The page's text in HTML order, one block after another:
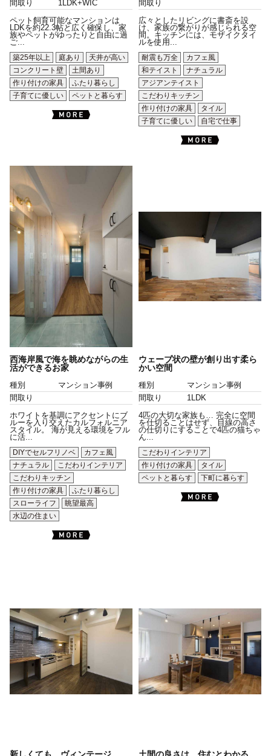
間取り
1LDK+WIC
ペット飼育可能なマンションは
LDKを約22.3帖と広く確保し、家
族やペットがゆったりと自由に過
ご...
築25年以上
庭あり
天井が高い
コンクリート壁
土間あり
作り付けの家具
ふたり暮らし
子育てに優しい
ペットと暮らす
間取り
広々としたリビングに書斎を設
け、家族の繋がりが感じられる空
間。キッチンには、モザイクタイ
ルを使用...
耐震も万全
カフェ風
和テイスト
ナチュラル
アジアンテイスト
こだわりキッチン
作り付けの家具
タイル
子育てに優しい
自宅で仕事
西海岸風で海を眺めながらの生
活ができるお家
種別
マンション事例
間取り
ホワイトを基調にアクセントにブ
ルーを入り交えたカルフォルニア
スタイル。 海が見える環境をフル
に活...
DIYでセルフリノベ
カフェ風
ナチュラル
こだわりインテリア
こだわりキッチン
作り付けの家具
ふたり暮らし
スローライフ
眺望最高
水辺の住まい
ウェーブ状の壁が創り出す柔ら
かい空間
種別
マンション事例
間取り
1LDK
4匹の大切な家族も… 完全に空間
を仕切ることはせず、目線の高さ
の仕切りにすることで4匹の猫ちゃ
ん...
こだわりインテリア
作り付けの家具
タイル
ペットと暮らす
下町に暮らす